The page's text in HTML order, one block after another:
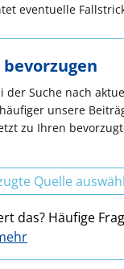
eventuelle
bevorzugen
der Suche nach
unsere
zu Ihren
Quelle
das? Häufige